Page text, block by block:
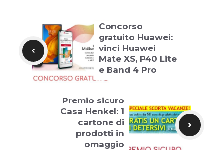
Concorso
gratuito Huawei:
vinci Huawei
Mate XS, P40 Lite
e Band 4 Pro
Premio sicuro
Casa Henkel: 1
cartone di
prodotti in
omaggio